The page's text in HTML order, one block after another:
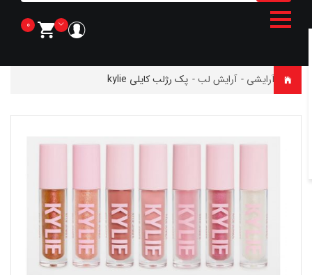
0
خانه آرایشی - آرایش لب - پک رژلب کایلی kylie